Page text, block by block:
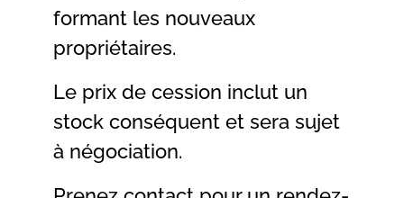
formant les nouveaux
propriétaires.
Le prix de cession inclut un
stock conséquent et sera sujet
à négociation.